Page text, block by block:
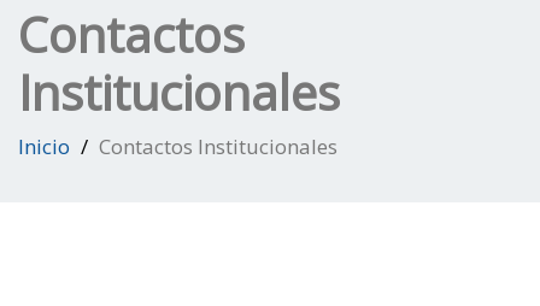
Contactos
Institucionales
Inicio Contactos Institucionales